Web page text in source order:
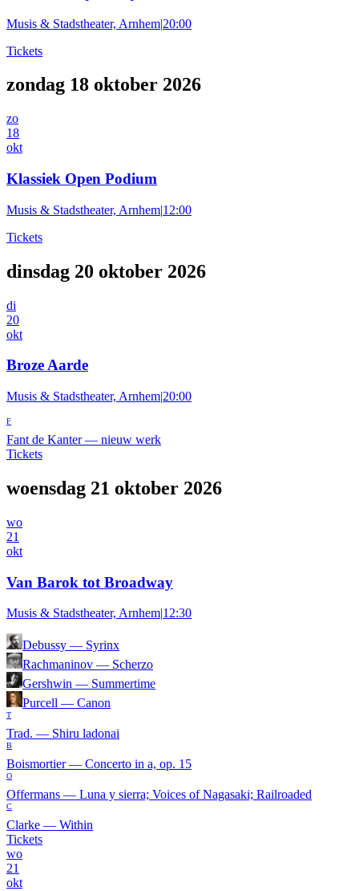
Musis & Stadstheater, Arnhem|20:00
Tickets
zondag 18 oktober 2026
zo
18
okt
Klassiek Open Podium
Musis & Stadstheater, Arnhem|12:00
Tickets
dinsdag 20 oktober 2026
di
20
okt
Broze Aarde
Musis & Stadstheater, Arnhem|20:00
F
Fant de Kanter— nieuw werk
Tickets
woensdag 21 oktober 2026
wo
21
okt
Van Barok tot Broadway
Musis & Stadstheater, Arnhem|12:30
Debussy — Syrinx
Rachmaninov — Scherzo
Gershwin — Summertime
Purcell — Canon
T
Trad. — Shiru ladonai
B
Boismortier— Concerto in a, op. 15
O
Offermans — Luna y sierra; Voices of Nagasaki; Railroaded
C
Clarke — Within
Tickets
wo
21
okt